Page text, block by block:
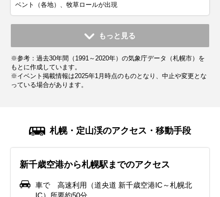
ベント（各地）、牧草ロールが出現
11月
平均気温・降水量
5.2℃ 113.8mm
気候・服装
11月の北海道は朝夕は吐く息が白くなり初雪が降る季節で、
ンジャケットやコート、保温性の高いインナーを重ね着して
しっかり防寒しましょう。また、帽子や手袋、マフラーとい
った小物も必須です。足元は防寒ブーツを履いて、雪道でも
12月
平均気温・降水量
-0.9℃ 114.5mm
気候・服装
12月の北海道は本格的な冬が始まり、平均気温は-5℃〜0℃程
素材のインナーを重ね着し、耳を覆う帽子や厚手の手袋、マ
フラーも必須です。雪が積もって滑りやすくなるため、滑り
止め付きの防寒ブーツを用意してください。クリスマスや年
1月
平均気温・降水量
-3.2℃ 108.4mm
気候・服装
1月の北海道は一年で最も寒い時期です。平均気温は-4℃くら
フラー、帽子などの小物も忘れずに！足元は滑りやすい雪道
用の防寒ブーツがおすすめです。また、ヒートテックやフリ
ースのインナーを重ね着すると体が温かく保てます。体をし
2月
平均気温・降水量
-2.7℃ 91.9mm
気候・服装
2月も1月と同じように厳しい寒さが続きます。平均気温
う。マフラーや手袋で首元や手をしっかり守りましょう。特
に雪まつりなどの屋外イベントに参加する場合は、長時間寒
さにさらされるため、ヒートテックや厚手の靴下で防寒対策
3月
平均気温・降水量
1.1℃ 77.6mm
気候・服装
3月になると少し暖かくなりますが、まだ雪が多く残り、寒
しが強いと暖かく感じる日もあるため、重ね着をしてその日
の温度に合わせて調整できるようにしましょう。インナーは
薄手のヒートテックや長袖シャツがおすすめです。靴は引き
4月
平均気温・降水量
7.3℃ 54.6mm
気候・服装
4月の北海道は少しずつ春らしくなりますが、他の地域より
すが、朝晩は冷え込むため、セーターや薄手のダウンを重ね
着すると快適です。また、雨が降ることもあるので、折りた
たみ傘を持ち歩くと安心です。足元には歩きやすいスニーカ
5月
平均気温・降水量
13.0℃ 55.5mm
気候・服装
5月の北海道は春本番で、観光に最適な季節です。平均気温
パンツで過ごせる日も増えますが、朝晩はまだ冷え込むこと
があるため、羽織れるものを用意しておくと便利です。天気
が変わりやすい時期でもあるため、雨具や折りたたみ傘を携
6月
平均気温・降水量
17.0℃ 60.4mm
気候・服装
6月の北海道は初夏を感じさせる時期で、平均気温は15℃〜
を用意し、寒さを感じたときには軽めのジャケットを羽織る
と良いでしょう。この時期は雨が降ることもあるため、折り
たたみ傘を持ち歩くと安心です。アウトドアを楽しむ場合に
7月
平均気温・降水量
21.1℃ 90.7mm
気候・服装
7月の北海道は過ごしやすい夏です。平均気温は20℃〜25℃
ィガンやストールを持参すると良いでしょう。日中は日差し
が強いこともあるため、帽子やサングラスを活用して紫外線
対策を忘れないでください。快適な旅行をするために、軽量
もっと見る
※参考：過去30年間（1991～2020年）の気象庁データ（札幌市）を
もとに作成しています。
※イベント掲載情報は2025年1月時点のものとなり、中止や変更とな
っている場合があります。
札幌・定山渓のアクセス・移動手段
新千歳空港から札幌駅までのアクセス
車で 高速利用（道央道 新千歳空港IC～札幌北